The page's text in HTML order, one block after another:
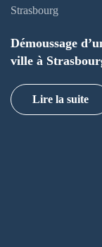
Démoussage
ville à
Lire la suite